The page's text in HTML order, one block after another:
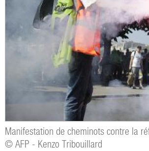
Manifestation de cheminots contre la
© AFP - Kenzo Tribouillard